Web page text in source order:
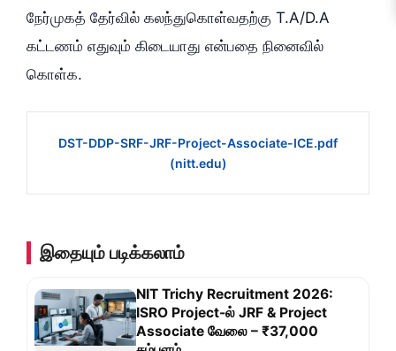
நேர்முகத் தேர்வில் கலந்துகொள்வதற்கு T.A/D.A
கட்டணம் எதுவும் கிடையாது என்பதை நினைவில்
கொள்க.
DST-DDP-SRF-JRF-Project-Associate-ICE.pdf
(nitt.edu)
இதையும் படிக்கலாம்
NIT Trichy Recruitment 2026:
ISRO Project-ல் JRF & Project
Associate வேலை – ₹37,000